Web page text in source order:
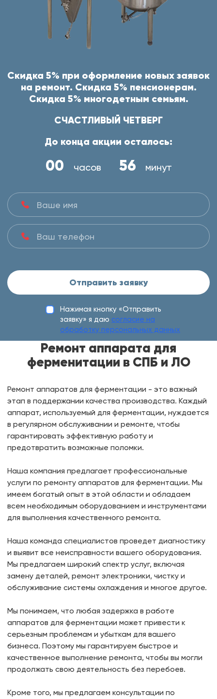
Скидка 5% при оформление новых заявок
на ремонт. Скидка 5% пенсионерам.
Скидка 5% многодетным семьям.
СЧАСТЛИВЫЙ ЧЕТВЕРГ
До конца акции осталось:
00 часов 56 минут
Отправить заявку
Нажимая кнопку «Отправить
заявку» я даю согласие на
обработку персональных данных
Ремонт аппарата для
ферменитации в СПБ и ЛО
Ремонт аппаратов для ферментации - это важный
этап в поддержании качества производства. Каждый
аппарат, используемый для ферментации, нуждается
в регулярном обслуживании и ремонте, чтобы
гарантировать эффективную работу и
предотвратить возможные поломки.
Наша компания предлагает профессиональные
услуги по ремонту аппаратов для ферментации. Мы
имеем богатый опыт в этой области и обладаем
всем необходимым оборудованием и инструментами
для выполнения качественного ремонта.
Наша команда специалистов проведет диагностику
и выявит все неисправности вашего оборудования.
Мы предлагаем широкий спектр услуг, включая
замену деталей, ремонт электроники, чистку и
обслуживание системы охлаждения и многое другое.
Мы понимаем, что любая задержка в работе
аппаратов для ферментации может привести к
серьезным проблемам и убыткам для вашего
бизнеса. Поэтому мы гарантируем быстрое и
качественное выполнение ремонта, чтобы вы могли
продолжать свою деятельность без перебоев.
Кроме того, мы предлагаем консультации по